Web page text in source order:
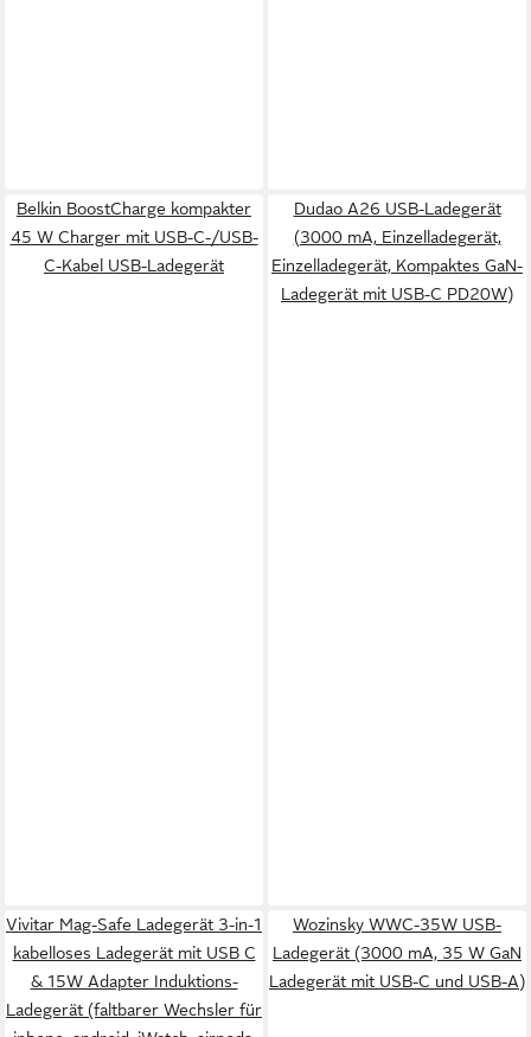
Belkin BoostCharge kompakter
45 W Charger mit USB-C-/USB-
C-Kabel USB-Ladegerät
Dudao A26 USB-Ladegerät
(3000 mA, Einzelladegerät,
Einzelladegerät, Kompaktes GaN-
Ladegerät mit USB-C PD20W)
Vivitar Mag-Safe Ladegerät 3-in-1
kabelloses Ladegerät mit USB C
& 15W Adapter Induktions-
Ladegerät (faltbarer Wechsler für
Wozinsky WWC-35W USB-
Ladegerät (3000 mA, 35 W GaN
Ladegerät mit USB-C und USB-A)